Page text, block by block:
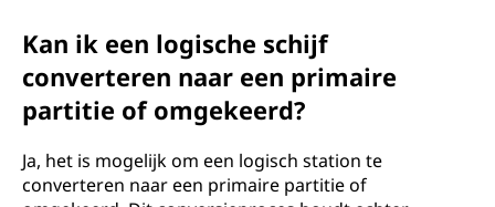
Kan ik een logische schijf
converteren naar een primaire
partitie of omgekeerd?
Ja, het is mogelijk om een logisch station te
converteren naar een primaire partitie of